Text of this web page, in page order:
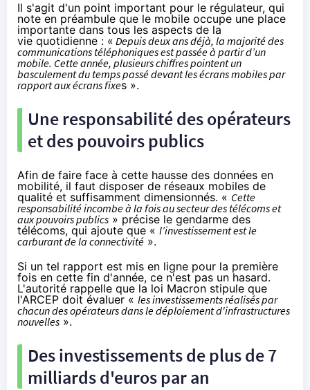
Il s'agit d'un point important pour le régulateur, qui
note en préambule que le mobile occupe une place
importante dans tous les aspects de la
vie quotidienne : « Depuis deux ans déjà, la majorité des
communications téléphoniques est passée à partir d’un
mobile. Cette année, plusieurs chiffres pointent un
basculement du temps passé devant les écrans mobiles par
rapport aux écrans fixes ».
Une responsabilité des opérateurs
et des pouvoirs publics
Afin de faire face à cette hausse des données en
mobilité, il faut disposer de réseaux mobiles de
qualité et suffisamment dimensionnés. « Cette
responsabilité incombe à la fois au secteur des télécoms et
aux pouvoirs publics » précise le gendarme des
télécoms, qui ajoute que « l’investissement est le
carburant de la connectivité ».
Si un tel rapport est mis en ligne pour la première
fois en cette fin d'année, ce n'est pas un hasard.
L'autorité rappelle que la loi Macron stipule que
l'ARCEP doit évaluer « les investissements réalisés par
chacun des opérateurs dans le déploiement d'infrastructures
nouvelles ».
Des investissements de plus de 7
milliards d'euros par an